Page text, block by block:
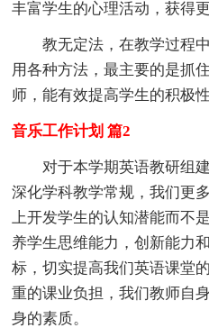
丰富学生的心理活动，获得
教无定法，在教学过程
用各种方法，最主要的是抓
师，能有效提高学生的积极
音乐工作计划 篇2
对于本学期英语教研组
深化学科教学常规，我们更
上开发学生的认知潜能而不
养学生思维能力，创新能力
标，切实提高我们英语课堂
重的课业负担，我们教师自
身的素质。